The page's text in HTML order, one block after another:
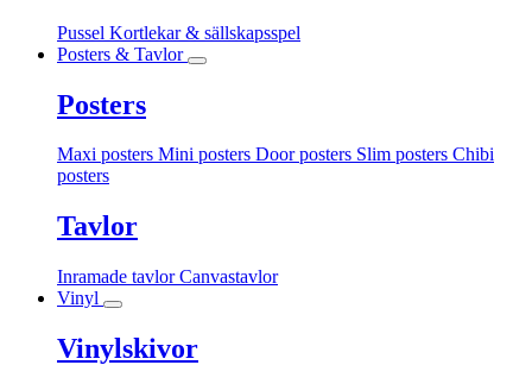
Pussel Kortlekar & sällskapsspel
Posters & Tavlor
Posters
Maxi posters Mini posters Door posters Slim posters Chibi
posters
Tavlor
Inramade tavlorCanvastavlor
Vinyl
Vinylskivor